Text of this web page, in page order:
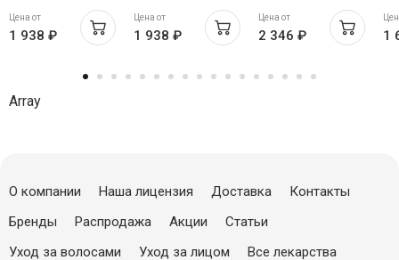
Д3 90 таблеток
Цена от
1 938 ₽
Цена от
1 938 ₽
Цена от
2 346 ₽ 1
Array
О компании Наша лицензия Доставка
Контакты
Бренды
Распродажа Акции
Статьи
Уход за волосами
Уход за лицом
Все лекарства